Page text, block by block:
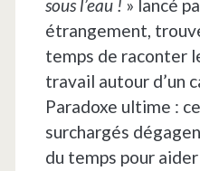
sous l’eau ! » lancé
étrangement,
temps de raconter
travail autour d’un
Paradoxe ultime :
surchargés
du temps pour